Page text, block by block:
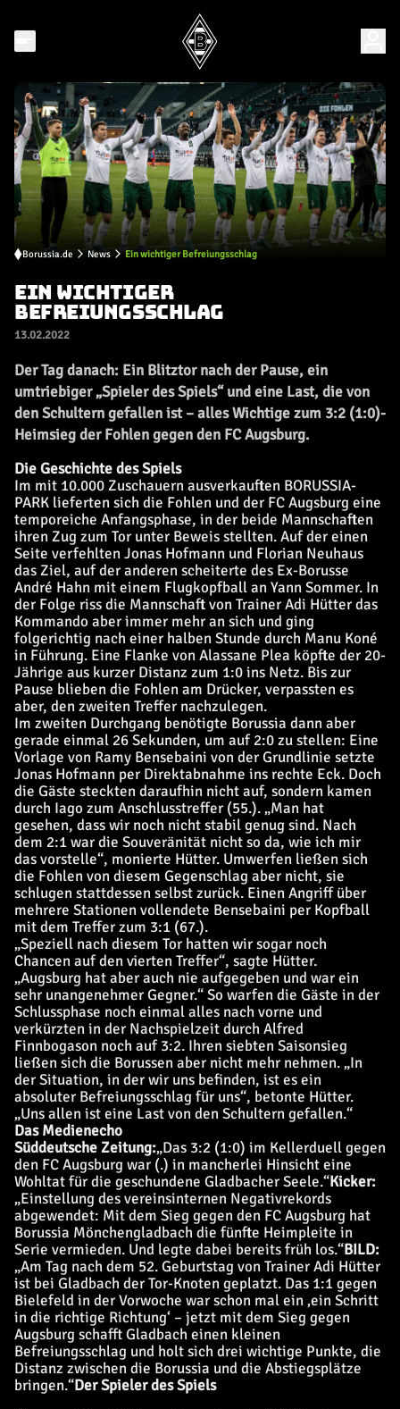
Borussia.de News Ein wichtiger Befreiungsschlag
EIN WICHTIGER
BEFREIUNGSSCHLAG
13.02.2022
Der Tag danach: Ein Blitztor nach der Pause, ein
umtriebiger „Spieler des Spiels“ und eine Last, die von
den Schultern gefallen ist – alles Wichtige zum 3:2 (1:0)-
Heimsieg der Fohlen gegen den FC Augsburg.
Die Geschichte des Spiels
Im mit 10.000 Zuschauern ausverkauften BORUSSIA-
PARK lieferten sich die Fohlen und der FC Augsburg eine
temporeiche Anfangsphase, in der beide Mannschaften
ihren Zug zum Tor unter Beweis stellten. Auf der einen
Seite verfehlten Jonas Hofmann und Florian Neuhaus
das Ziel, auf der anderen scheiterte des Ex-Borusse
André Hahn mit einem Flugkopfball an Yann Sommer. In
der Folge riss die Mannschaft von Trainer Adi Hütter das
Kommando aber immer mehr an sich und ging
folgerichtig nach einer halben Stunde durch Manu Koné
in Führung. Eine Flanke von Alassane Plea köpfte der 20-
Jährige aus kurzer Distanz zum 1:0 ins Netz. Bis zur
Pause blieben die Fohlen am Drücker, verpassten es
aber, den zweiten Treffer nachzulegen.
Im zweiten Durchgang benötigte Borussia dann aber
gerade einmal 26 Sekunden, um auf 2:0 zu stellen: Eine
Vorlage von Ramy Bensebaini von der Grundlinie setzte
Jonas Hofmann per Direktabnahme ins rechte Eck. Doch
die Gäste steckten daraufhin nicht auf, sondern kamen
durch Iago zum Anschlusstreffer (55.). „Man hat
gesehen, dass wir noch nicht stabil genug sind. Nach
dem 2:1 war die Souveränität nicht so da, wie ich mir
das vorstelle“, monierte Hütter. Umwerfen ließen sich
die Fohlen von diesem Gegenschlag aber nicht, sie
schlugen stattdessen selbst zurück. Einen Angriff über
mehrere Stationen vollendete Bensebaini per Kopfball
mit dem Treffer zum 3:1 (67.).
„Speziell nach diesem Tor hatten wir sogar noch
Chancen auf den vierten Treffer“, sagte Hütter.
„Augsburg hat aber auch nie aufgegeben und war ein
sehr unangenehmer Gegner.“ So warfen die Gäste in der
Schlussphase noch einmal alles nach vorne und
verkürzten in der Nachspielzeit durch Alfred
Finnbogason noch auf 3:2. Ihren siebten Saisonsieg
ließen sich die Borussen aber nicht mehr nehmen. „In
der Situation, in der wir uns befinden, ist es ein
absoluter Befreiungsschlag für uns“, betonte Hütter.
„Uns allen ist eine Last von den Schultern gefallen.“
Das Medienecho
Süddeutsche Zeitung:„Das 3:2 (1:0) im Kellerduell gegen
den FC Augsburg war (.) in mancherlei Hinsicht eine
Wohltat für die geschundene Gladbacher Seele.“Kicker:
„Einstellung des vereinsinternen Negativrekords
abgewendet: Mit dem Sieg gegen den FC Augsburg hat
Borussia Mönchengladbach die fünfte Heimpleite in
Serie vermieden. Und legte dabei bereits früh los.“BILD:
„Am Tag nach dem 52. Geburtstag von Trainer Adi Hütter
ist bei Gladbach der Tor-Knoten geplatzt. Das 1:1 gegen
Bielefeld in der Vorwoche war schon mal ein ‚ein Schritt
in die richtige Richtung‘ – jetzt mit dem Sieg gegen
Augsburg schafft Gladbach einen kleinen
Befreiungsschlag und holt sich drei wichtige Punkte, die
Distanz zwischen die Borussia und die Abstiegsplätze
bringen.“Der Spieler des Spiels